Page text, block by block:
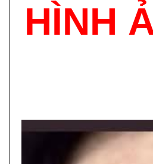
HÌNH